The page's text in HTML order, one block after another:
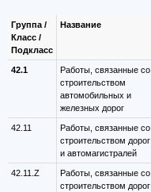
Группа /
Класс /
Подкласс
Название
42.1
Работы, связанные со
строительством
автомобильных и
железных дорог
42.11
Работы, связанные со
строительством дорог
и автомагистралей
42.11.Z
Работы, связанные со
строительством дорог